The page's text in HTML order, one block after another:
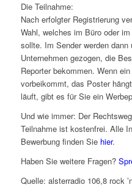
Die Teilnahme:
Nach erfolgter Registrierung
Wahl, welches im Büro oder
sollte. Im Sender werden dann
Unternehmen gezogen, die
Reporter bekommen. Wenn
vorbeikommt, das Poster
läuft, gibt es für Sie ein
Und wie immer: Der
Teilnahme ist kostenfrei. Alle
Bewerbung finden Sie hier.
Haben Sie weitere Fragen?
Quelle: alsterradio 106,8 rock